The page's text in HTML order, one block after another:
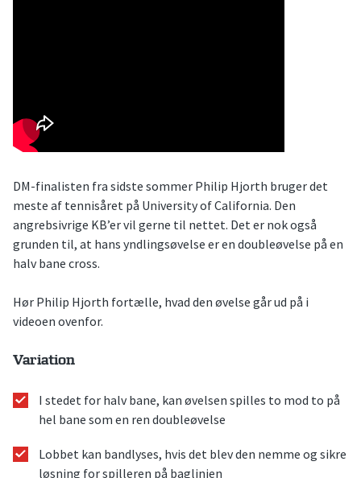
DM-finalisten fra sidste sommer Philip Hjorth bruger det
meste af tennisåret på University of California. Den
angrebsivrige KB’er vil gerne til nettet. Det er nok også
grunden til, at hans yndlingsøvelse er en doubleøvelse på en
halv bane cross.
Hør Philip Hjorth fortælle, hvad den øvelse går ud på i
videoen ovenfor.
Variation
I stedet for halv bane, kan øvelsen spilles to mod to på
hel bane som en ren doubleøvelse
Lobbet kan bandlyses, hvis det blev den nemme og sikre
løsning for spilleren på baglinjen